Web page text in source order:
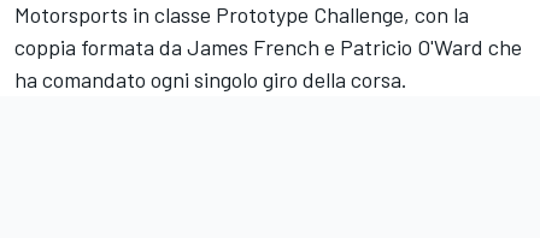
Motorsports in classe Prototype Challenge, con la
coppia formata da James French e Patricio O'Ward che
ha comandato ogni singolo giro della corsa.